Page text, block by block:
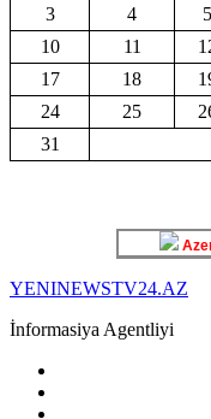
3 4 5
10
11
17
18
24
25
31
YENINEWSTV24.AZ
İnformasiya Agentliyi